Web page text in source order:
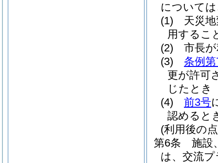
について
(1)
天災
用するこ
(2)
市長
(3)
条例
更が許可
じたと
(4)
前3号
認めると
(利用後の
第6条
施設
は、交流